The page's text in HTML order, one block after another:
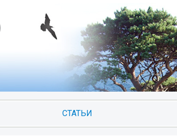
СТАТЬИ